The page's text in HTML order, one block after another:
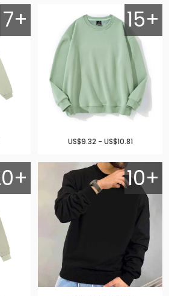
7+ 15+
US$9.32 - US$10.81
10+